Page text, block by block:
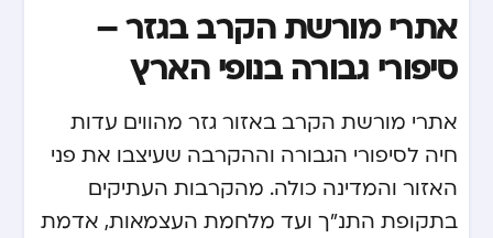
אתרי מורשת הקרב בגזר –
סיפורי גבורה בנופי הארץ
אתרי מורשת הקרב באזור גזר מהווים עדות
חיה לסיפורי הגבורה וההקרבה שעיצבו את פני
האזור והמדינה כולה. מהקרבות העתיקים
בתקופת התנ"ך ועד מלחמת העצמאות, אדמת